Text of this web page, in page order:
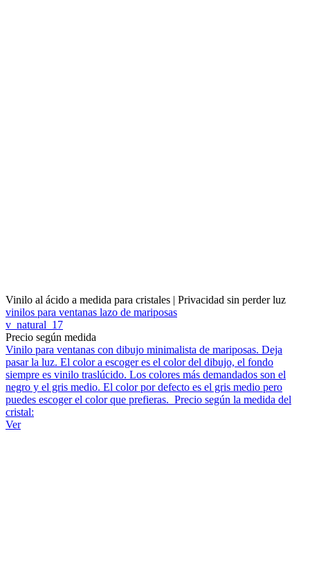
Vinilo al ácido a medida para cristales | Privacidad sin perder luz
vinilos para ventanas lazo de mariposas
v_natural_17
Precio según medida
Vinilo para ventanas con dibujo minimalista de mariposas. Deja
pasar la luz. El color a escoger es el color del dibujo, el fondo
siempre es vinilo traslúcido. Los colores más demandados son el
negro y el gris medio. El color por defecto es el gris medio pero
puedes escoger el color que prefieras. Precio según la medida del
cristal:
Ver